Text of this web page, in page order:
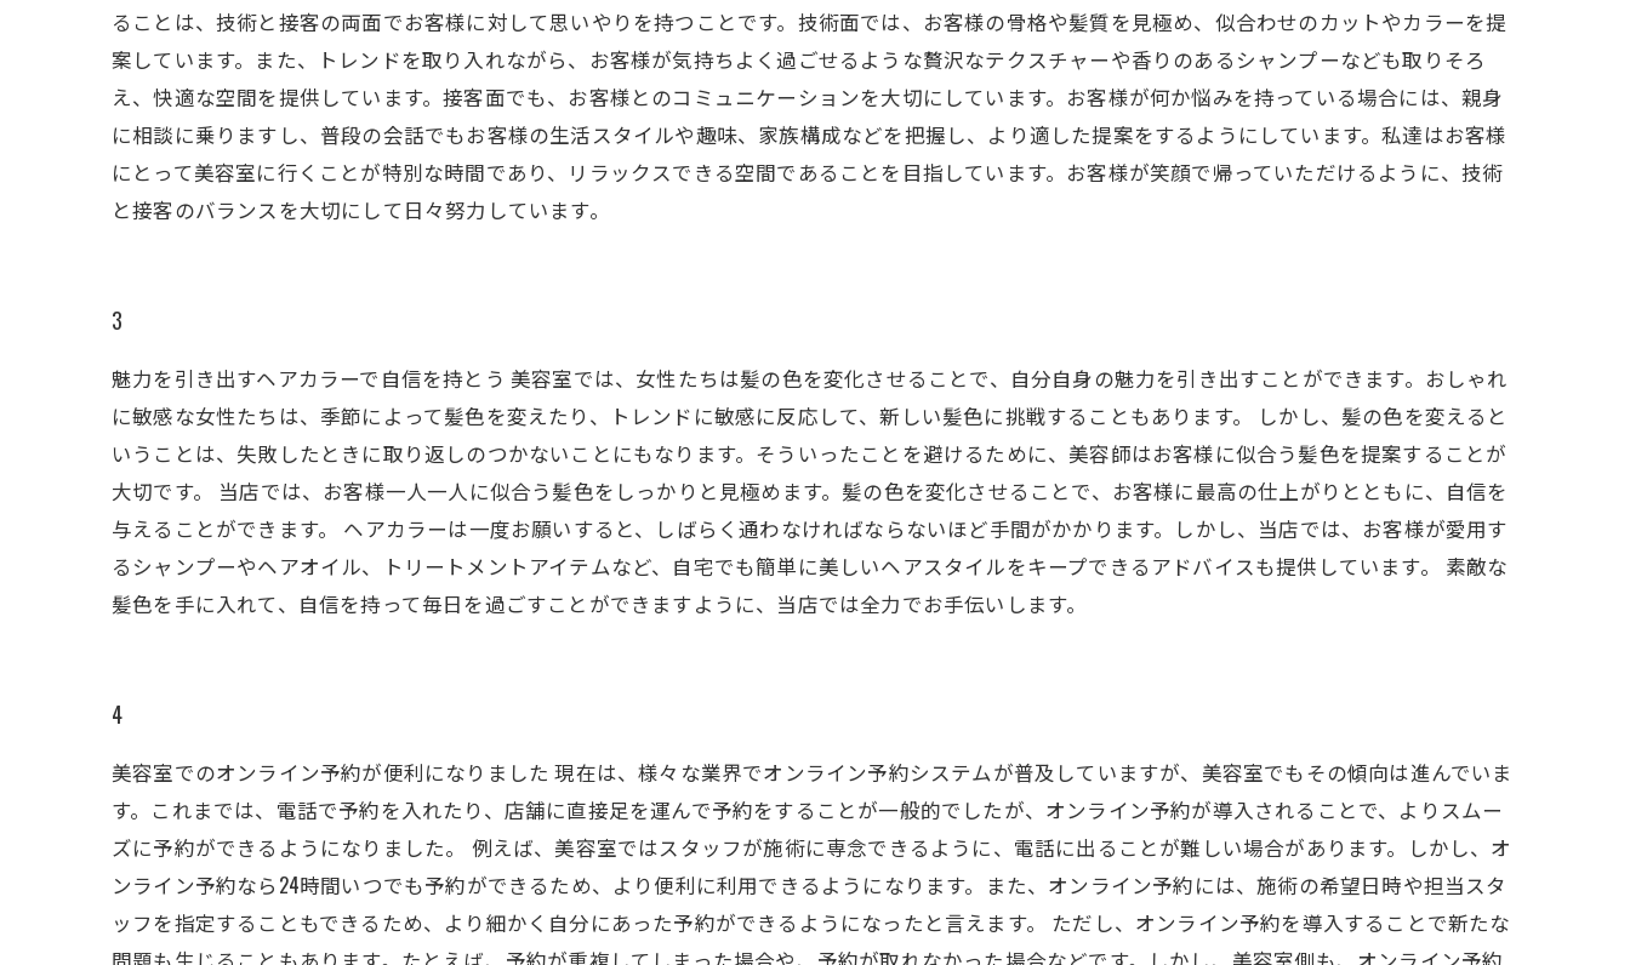
ることは、技術と接客の両面でお客様に対して思いやりを持つことです。技術面では、お客様の骨格や髪質を見極め、似合わせのカットやカラーを提
案しています。また、トレンドを取り入れながら、お客様が気持ちよく過ごせるような贅沢なテクスチャーや香りのあるシャンプーなども取りそろ
え、快適な空間を提供しています。接客面でも、お客様とのコミュニケーションを大切にしています。お客様が何か悩みを持っている場合には、親身
に相談に乗りますし、普段の会話でもお客様の生活スタイルや趣味、家族構成などを把握し、より適した提案をするようにしています。私達はお客様
にとって美容室に行くことが特別な時間であり、リラックスできる空間であることを目指しています。お客様が笑顔で帰っていただけるように、技術
と接客のバランスを大切にして日々努力しています。
3
魅力を引き出すヘアカラーで自信を持とう 美容室では、女性たちは髪の色を変化させることで、自分自身の魅力を引き出すことができます。おしゃれ
に敏感な女性たちは、季節によって髪色を変えたり、トレンドに敏感に反応して、新しい髪色に挑戦することもあります。 しかし、髪の色を変えると
いうことは、失敗したときに取り返しのつかないことにもなります。そういったことを避けるために、美容師はお客様に似合う髪色を提案することが
大切です。 当店では、お客様一人一人に似合う髪色をしっかりと見極めます。髪の色を変化させることで、お客様に最高の仕上がりとともに、自信を
与えることができます。 ヘアカラーは一度お願いすると、しばらく通わなければならないほど手間がかかります。しかし、当店では、お客様が愛用す
るシャンプーやヘアオイル、トリートメントアイテムなど、自宅でも簡単に美しいヘアスタイルをキープできるアドバイスも提供しています。 素敵な
髪色を手に入れて、自信を持って毎日を過ごすことができますように、当店では全力でお手伝いします。
4
美容室でのオンライン予約が便利になりました 現在は、様々な業界でオンライン予約システムが普及していますが、美容室でもその傾向は進んでいま
す。これまでは、電話で予約を入れたり、店舗に直接足を運んで予約をすることが一般的でしたが、オンライン予約が導入されることで、よりスムー
ズに予約ができるようになりました。 例えば、美容室ではスタッフが施術に専念できるように、電話に出ることが難しい場合があります。しかし、オ
ンライン予約なら24時間いつでも予約ができるため、より便利に利用できるようになります。また、オンライン予約には、施術の希望日時や担当スタ
ッフを指定することもできるため、より細かく自分にあった予約ができるようになったと言えます。 ただし、オンライン予約を導入することで新たな